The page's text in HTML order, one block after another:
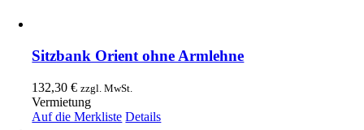
Sitzbank Orient ohne Armlehne
132,30€ zzgl. MwSt.
Vermietung
Auf die Merkliste Details